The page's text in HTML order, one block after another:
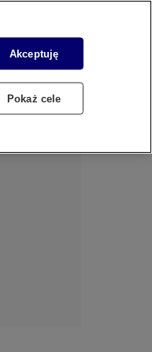
dobry!
ZALOGUJ SIĘ
Akceptuję
Pokaż cele